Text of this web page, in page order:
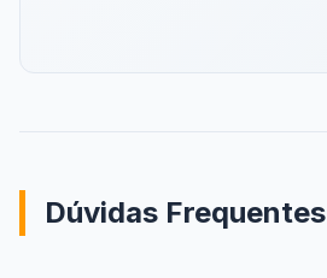
Dúvidas Frequentes